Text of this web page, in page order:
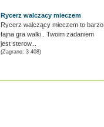
Rycerz walczacy mieczem
Rycerz walczący mieczem to barzo
fajna gra walki . Twoim zadaniem
jest sterow...
(Zagrano: 3 408)